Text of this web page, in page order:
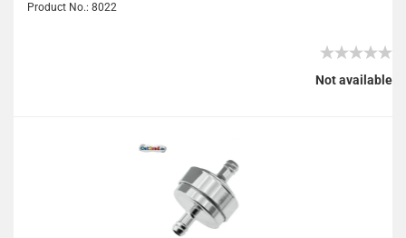
Product No.: 8022
Not available